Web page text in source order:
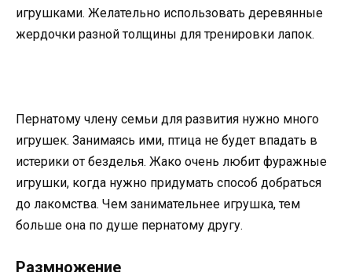
игрушками. Желательно использовать деревянные
жердочки разной толщины для тренировки лапок.
Пернатому члену семьи для развития нужно много
игрушек. Занимаясь ими, птица не будет впадать в
истерики от безделья. Жако очень любит фуражные
игрушки, когда нужно придумать способ добраться
до лакомства. Чем занимательнее игрушка, тем
больше она по душе пернатому другу.
Размножение